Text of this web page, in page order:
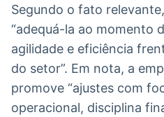
Segundo o fato
“adequá-la ao momento
agilidade e eficiência
do setor”. Em nota, a
promove “ajustes com
operacional, disciplina